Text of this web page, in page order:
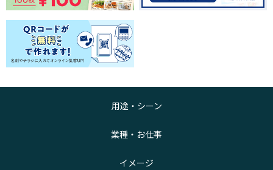
用途・シーン
業種・お仕事
イメージ